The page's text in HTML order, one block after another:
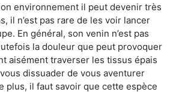
environnement il peut devenir très
il n’est pas rare de les voir lancer
En général, son venin n’est pas
la douleur que peut provoquer
aisément traverser les tissus épais
dissuader de vous aventurer
plus, il faut savoir que cette espèce